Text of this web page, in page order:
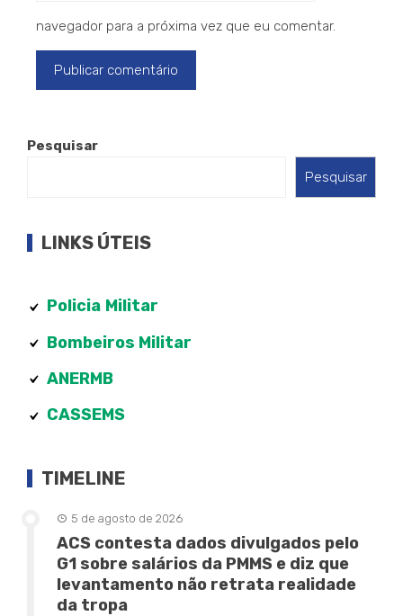
navegador para a próxima vez que eu comentar.
Pesquisar
Pesquisar
LINKS ÚTEIS
Policia Militar
Bombeiros Militar
ANERMB
CASSEMS
TIMELINE
5 de agosto de 2026
ACS contesta dados divulgados pelo
G1 sobre salários da PMMS e diz que
levantamento não retrata realidade
da tropa